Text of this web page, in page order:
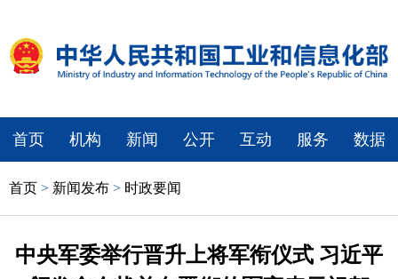
首页 机构 新闻 公开 互动 服务 数据
首页 > 新闻发布 > 时政要闻
中央军委举行晋升上将军衔仪式 习近平